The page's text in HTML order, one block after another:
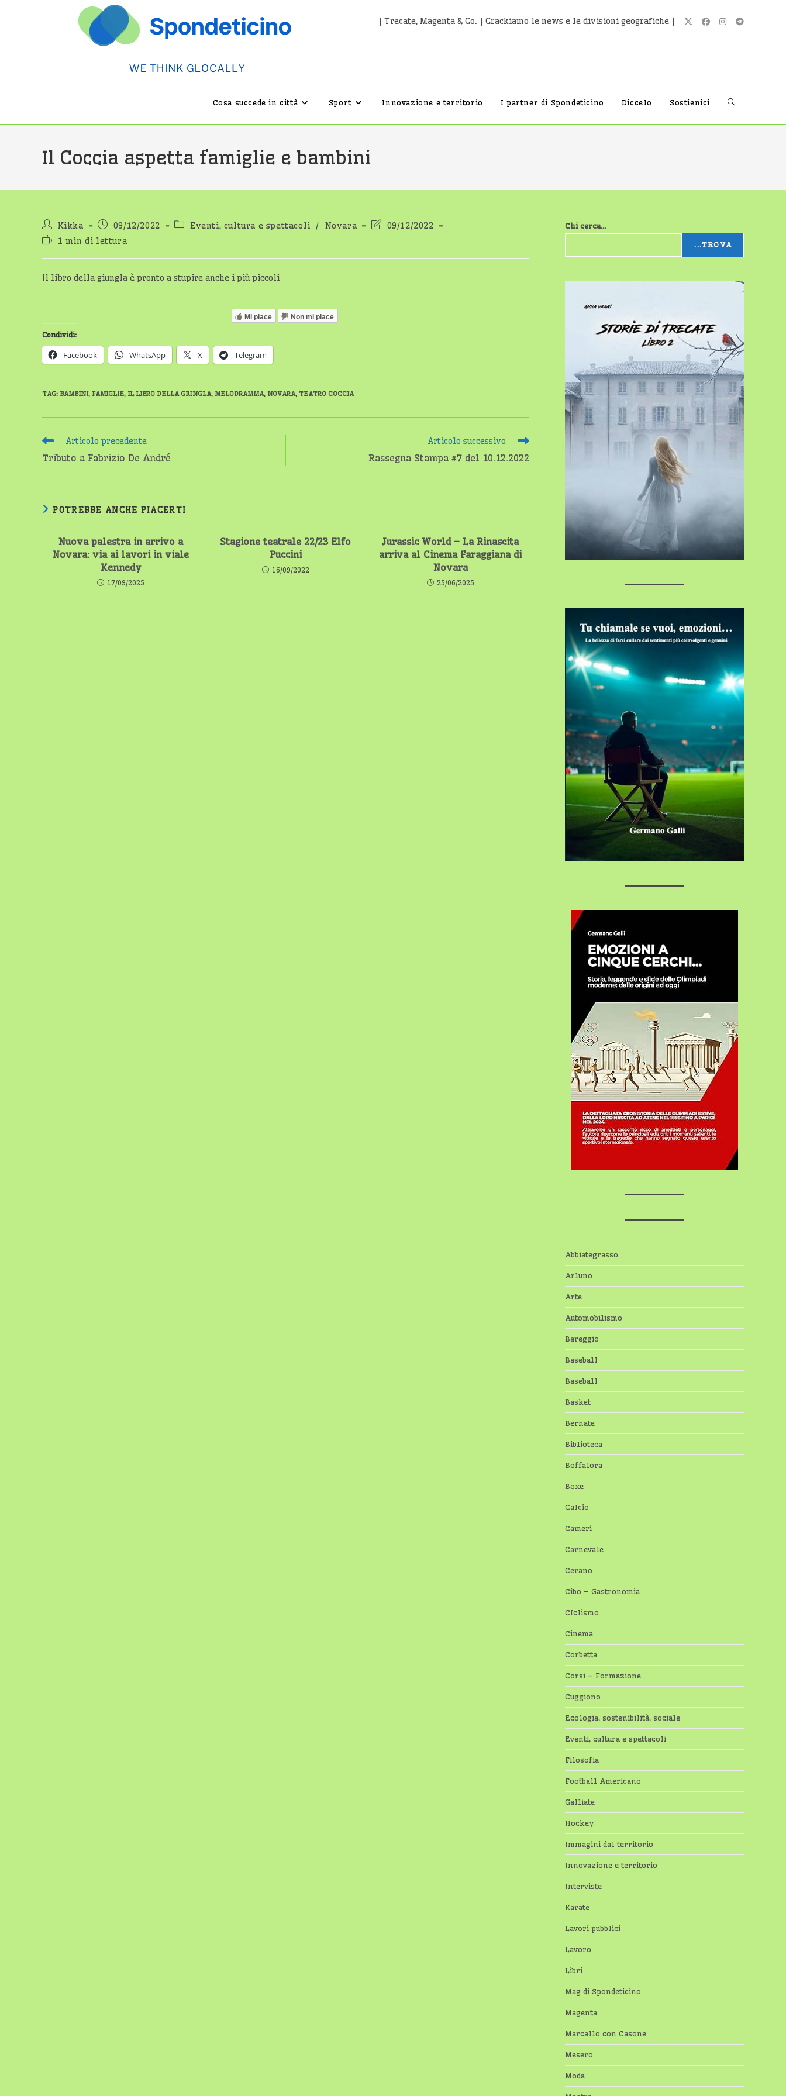
| Trecate, Magenta & Co. | Crackiamo le news e le divisioni geografiche |
Cosa succede in città Sport Innovazione e territorio I partner di Spondeticino Diccelo Sostienici Attiva/
ricerca
sul
Il Coccia aspetta famiglie e bambini
Autore
dell'articolo:
Kikka
Articolo
pubblicato:
09/12/2022
Categoria
Eventi, cultura e spettacoli / Novara
Ultima09/12/2022
Tempo
lettura:
1 min di lettura
Il libro della giungla è pronto a stupire anche i più piccoli
Mi piace Non mi piace
Condividi:
Facebook WhatsApp X Telegram
TAG: BAMBINI, FAMIGLIE, IL LIBRO DELLA GIUNGLA, MELODRAMMA, NOVARA, TEATRO COCCIA
Leggi
articoli
Articolo precedente
Tributo a Fabrizio De André
Articolo successivo
Rassegna Stampa #7 del 10.12.2022
POTREBBE ANCHE PIACERTI
Nuova palestra in arrivo a
Novara: via ai lavori in viale
Kennedy
17/09/2025
Stagione teatrale 22/23 Elfo
Puccini
16/09/2022
Jurassic World – La Rinascita
arriva al Cinema Faraggiana di
Novara
25/06/2025
Chi cerca...
...TROVA
Abbiategrasso
Arluno
Arte
Automobilismo
Bareggio
Baseball
Baseball
Basket
Bernate
Biblioteca
Boffalora
Boxe
Calcio
Cameri
Carnevale
Cerano
Cibo – Gastronomia
CIclismo
Cinema
Corbetta
Corsi – Formazione
Cuggiono
Ecologia, sostenibilità, sociale
Eventi, cultura e spettacoli
Filosofia
Football Americano
Galliate
Hockey
Immagini dal territorio
Innovazione e territorio
Interviste
Karate
Lavori pubblici
Lavoro
Libri
Mag di Spondeticino
Magenta
Marcallo con Casone
Mesero
Moda